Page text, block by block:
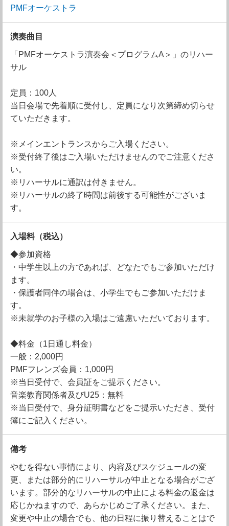
PMFオーケストラ
演奏曲目
「PMFオーケストラ演奏会＜プログラムA＞」のリハー
サル
定員：100人
当日会場で先着順に受付し、定員になり次第締め切らせ
ていただきます。
※メインエントランスからご入場ください。
※受付終了後はご入場いただけませんのでご注意くださ
い。
※リハーサルに通訳は付きません。
※リハーサルの終了時間は前後する可能性がございま
す。
入場料（税込）
◆参加資格
・中学生以上の方であれば、どなたでもご参加いただけ
ます。
・保護者同伴の場合は、小学生でもご参加いただけま
す。
※未就学のお子様の入場はご遠慮いただいております。
◆料金（1日通し料金）
一般：2,000円
PMFフレンズ会員：1,000円
※当日受付で、会員証をご提示ください。
音楽教育関係者及びU25：無料
※当日受付で、身分証明書などをご提示いただき、受付
簿にご記入ください。
備考
やむを得ない事情により、内容及びスケジュールの変
更、または部分的にリハーサルが中止となる場合がござ
います。部分的なリハーサルの中止による料金の返金は
応じかねますので、あらかじめご了承ください。また、
変更や中止の場合でも、他の日程に振り替えることはで